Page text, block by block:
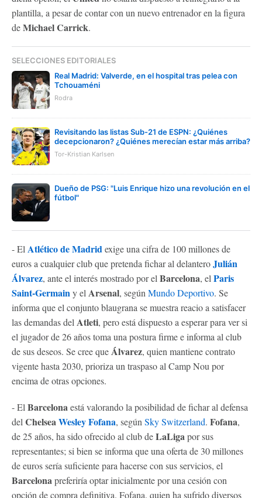
plantilla, a pesar de contar con un nuevo entrenador en la figura
deMichael Carrick.
SELECCIONES EDITORIALES
Real Madrid: Valverde, en el hospital tras pelea con
Tchouaméni
Rodra
Revisitando las listas Sub-21 de ESPN: ¿Quiénes
decepcionaron? ¿Quiénes merecían estar más arriba?
Tor-Kristian Karlsen
Dueño de PSG: "Luis Enrique hizo una revolución en el
fútbol"
- El Atlético de Madridexige una cifra de 100 millones de
euros a cualquier club que pretenda fichar al delanteroJulián
Álvarez, ante el interés mostrado por el Barcelona, ​​el Paris
Saint-Germainy el Arsenal, según Mundo Deportivo. Se
informa que el conjunto blaugrana se muestra reacio a satisfacer
las demandas del Atleti, pero está dispuesto a esperar para ver si
el jugador de 26 años toma una postura firme e informa al club
de sus deseos. Se cree queÁlvarez, quien mantiene contrato
vigente hasta 2030, prioriza un traspaso al Camp Nou por
encima de otras opciones.
- El Barcelonaestá valorando la posibilidad de fichar al defensa
del ChelseaWesley Fofana, según Sky Switzerland. Fofana,
de 25 años, ha sido ofrecido al club deLaLigapor sus
representantes; si bien se informa que una oferta de 30 millones
de euros sería suficiente para hacerse con sus servicios, el
Barcelonapreferiría optar inicialmente por una cesión con
opción de compra definitiva. Fofana, quien ha sufrido diversos